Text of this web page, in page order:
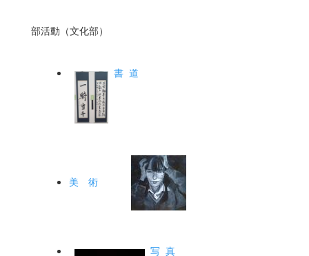
部活動（文化部）
書 道
美 術
写 真